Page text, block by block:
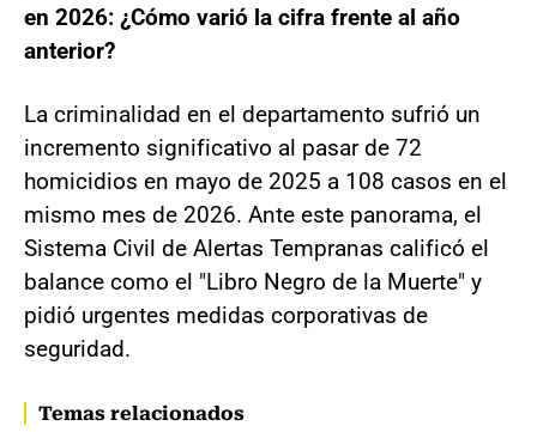
en 2026: ¿Cómo varió la cifra frente al año
anterior?
La criminalidad en el departamento sufrió un
incremento significativo al pasar de 72
homicidios en mayo de 2025 a 108 casos en el
mismo mes de 2026. Ante este panorama, el
Sistema Civil de Alertas Tempranas calificó el
balance como el "Libro Negro de la Muerte" y
pidió urgentes medidas corporativas de
seguridad.
Temas relacionados